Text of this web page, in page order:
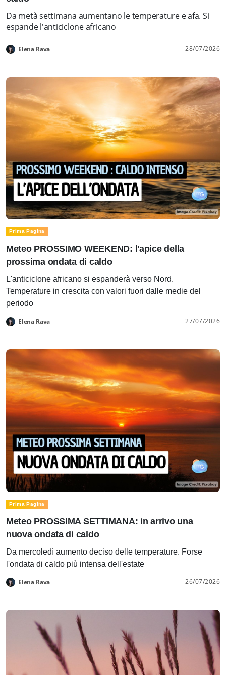
Da metà settimana aumentano le temperature e afa. Si
espande l'anticiclone africano
Elena Rava 28/07/2026
Prima Pagina
Meteo PROSSIMO WEEKEND: l'apice della
prossima ondata di caldo
L'anticiclone africano si espanderà verso Nord.
Temperature in crescita con valori fuori dalle medie del
periodo
Elena Rava 27/07/2026
Prima Pagina
Meteo PROSSIMA SETTIMANA: in arrivo una
nuova ondata di caldo
Da mercoledì aumento deciso delle temperature. Forse
l'ondata di caldo più intensa dell'estate
Elena Rava 26/07/2026